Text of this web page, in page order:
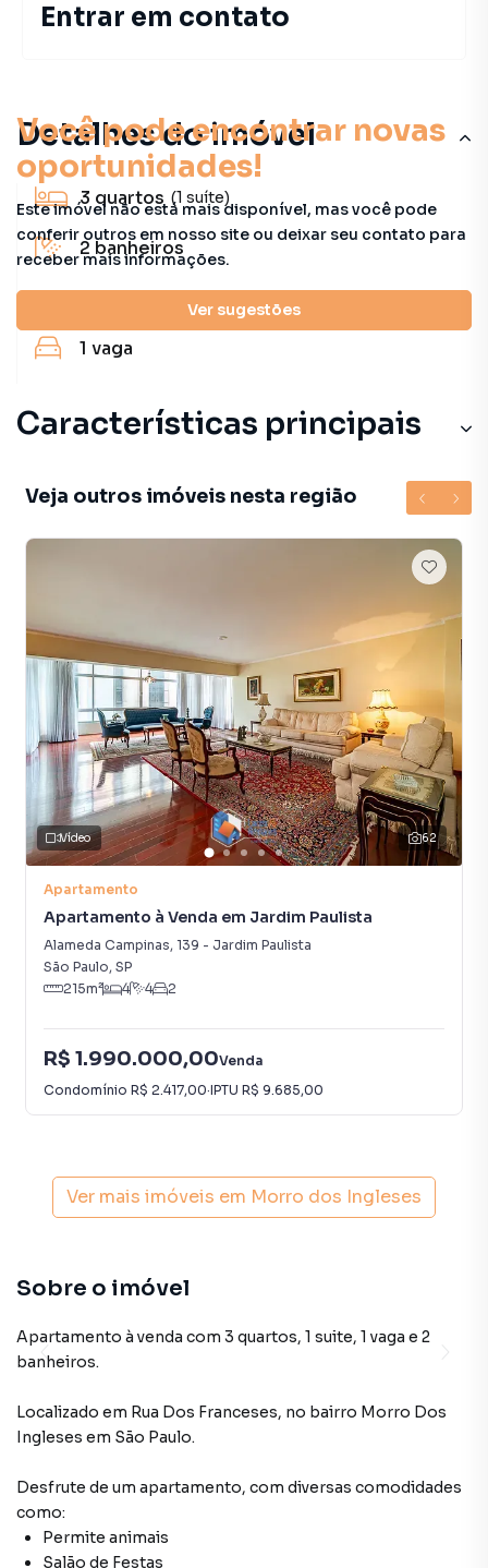
Você pode encontrar novas
oportunidades!
Este imóvel não está mais disponível, mas você pode
conferir outros em nosso site ou deixar seu contato para
receber mais informações.
Ver sugestões
Detalhes do imóvel
3 quartos (1 suíte)
2 banheiros
1 vaga
Características principais
Veja outros imóveis nesta região
62
Vídeo
Apartamento
Apartamento à Venda em Jardim Paulista
Alameda Campinas, 139 - Jardim Paulista
São Paulo, SP
215m² 4 4 2
R$ 1.990.000,00Venda
Condomínio R$ 2.417,00·IPTU R$ 9.685,00
Ver mais imóveis em Morro dos Ingleses
Sobre o imóvel
Apartamento à venda com 3 quartos, 1 suite, 1 vaga e 2
banheiros.
Localizado em Rua Dos Franceses, no bairro Morro Dos
Ingleses em São Paulo.
Desfrute de um apartamento, com diversas comodidades
como:
Permite animais
Salão de Festas
Entrar em contato